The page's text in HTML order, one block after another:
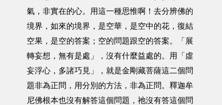
氣，非實在的心。用這一種思惟啊！去分辨佛的
境界，如來的境界，是空華，是空中的花，復結
空果，是空的答案；空的問題跟空的答案。「展
轉妄想，無有是處」，沒有什麼益處的。用「虛
妄浮心，多諸巧見」，就是金剛藏菩薩這二個問
題非為正問，用分別的方法，非為正問。釋迦牟
尼佛根本也沒有解答這個問題，祂沒有答這個問